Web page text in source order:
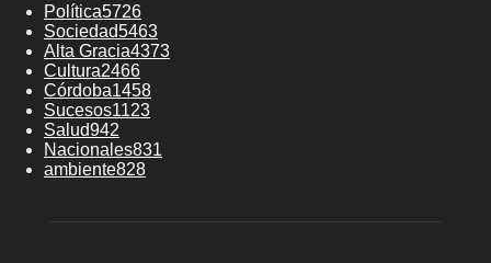
Política5726
Sociedad5463
Alta Gracia4373
Cultura2466
Córdoba1458
Sucesos1123
Salud942
Nacionales831
ambiente828